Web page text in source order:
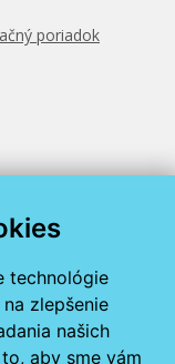
technológie
zlepšenie
našich
aby sme vám
poriadok